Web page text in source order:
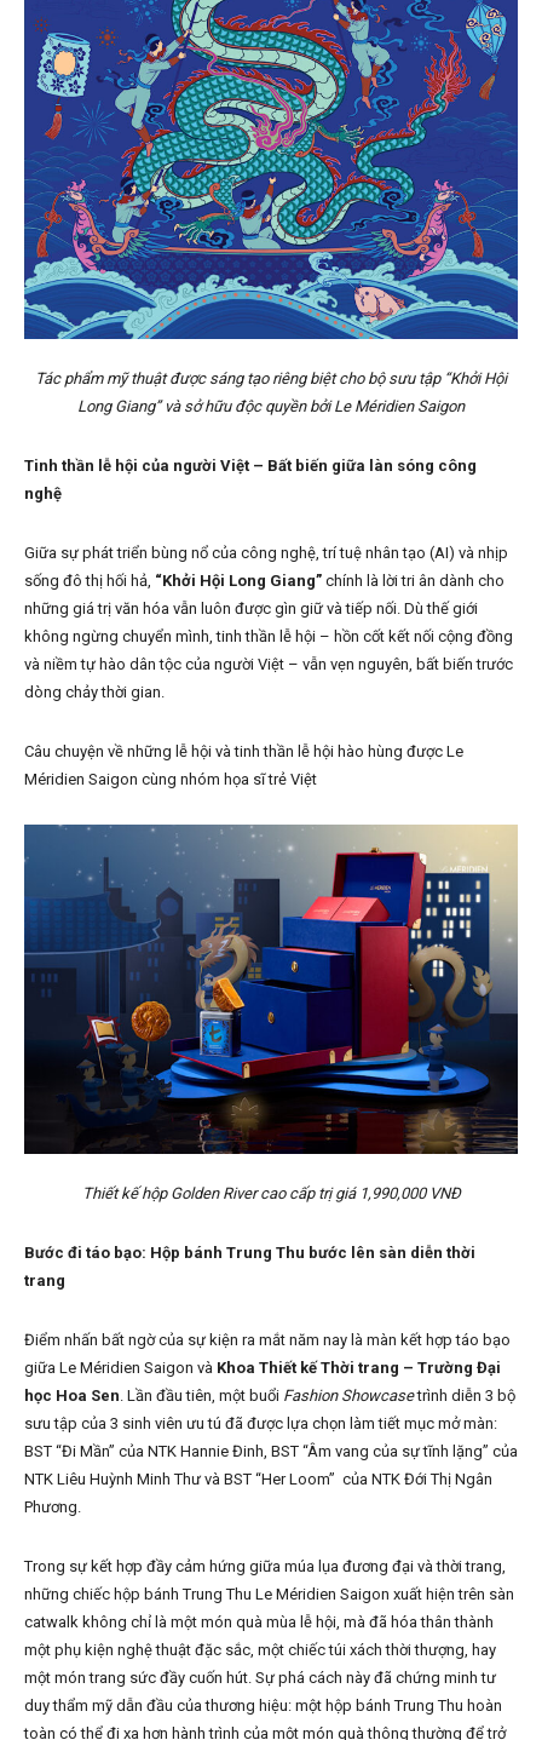
Tác phẩm mỹ thuật được sáng tạo riêng biệt cho bộ sưu tập “Khởi Hội
Long Giang” và sở hữu độc quyền bởi Le Méridien Saigon
Tinh thần lễ hội của người Việt – Bất biến giữa làn sóng công
nghệ
Giữa sự phát triển bùng nổ của công nghệ, trí tuệ nhân tạo (AI) và nhịp
sống đô thị hối hả, “Khởi Hội Long Giang” chính là lời tri ân dành cho
những giá trị văn hóa vẫn luôn được gìn giữ và tiếp nối. Dù thế giới
không ngừng chuyển mình, tinh thần lễ hội – hồn cốt kết nối cộng đồng
và niềm tự hào dân tộc của người Việt – vẫn vẹn nguyên, bất biến trước
dòng chảy thời gian.
Câu chuyện về những lễ hội và tinh thần lễ hội hào hùng được Le
Méridien Saigon cùng nhóm họa sĩ trẻ Việt
Thiết kế hộp Golden River cao cấp trị giá 1,990,000 VNĐ
Bước đi táo bạo: Hộp bánh Trung Thu bước lên sàn diễn thời
trang
Điểm nhấn bất ngờ của sự kiện ra mắt năm nay là màn kết hợp táo bạo
giữa Le Méridien Saigon và Khoa Thiết kế Thời trang – Trường Đại
học Hoa Sen. Lần đầu tiên, một buổi Fashion Showcasetrình diễn 3 bộ
sưu tập của 3 sinh viên ưu tú đã được lựa chọn làm tiết mục mở màn:
BST “Đi Mần” của NTK Hannie Đinh, BST “Âm vang của sự tĩnh lặng” của
NTK Liêu Huỳnh Minh Thư và BST “Her Loom” của NTK Đới Thị Ngân
Phương.
Trong sự kết hợp đầy cảm hứng giữa múa lụa đương đại và thời trang,
những chiếc hộp bánh Trung Thu Le Méridien Saigon xuất hiện trên sàn
catwalk không chỉ là một món quà mùa lễ hội, mà đã hóa thân thành
một phụ kiện nghệ thuật đặc sắc, một chiếc túi xách thời thượng, hay
một món trang sức đầy cuốn hút. Sự phá cách này đã chứng minh tư
duy thẩm mỹ dẫn đầu của thương hiệu: một hộp bánh Trung Thu hoàn
toàn có thể đi xa hơn hành trình của một món quà thông thường để trở